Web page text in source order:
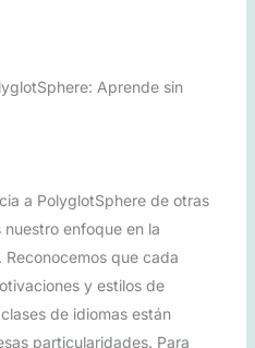
Aprende sin
a PolyglotSphere de otras
enfoque en la
que cada
y estilos de
de idiomas están
particularidades. Para